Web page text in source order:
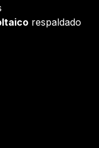
respaldado